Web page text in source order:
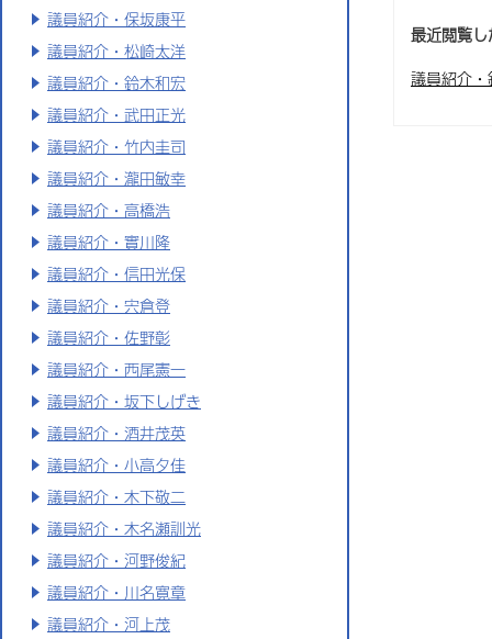
議員紹介・保坂康平
議員紹介・松崎太洋
議員紹介・鈴木和宏
議員紹介・武田正光
議員紹介・竹内圭司
議員紹介・瀧田敏幸
議員紹介・高橋浩
議員紹介・實川隆
議員紹介・信田光保
議員紹介・宍倉登
議員紹介・佐野彰
議員紹介・西尾憲一
議員紹介・坂下しげき
議員紹介・酒井茂英
議員紹介・小高夕佳
議員紹介・木下敬二
議員紹介・木名瀬訓光
議員紹介・河野俊紀
議員紹介・川名寛章
議員紹介・河上茂
最近閲覧
議員紹介